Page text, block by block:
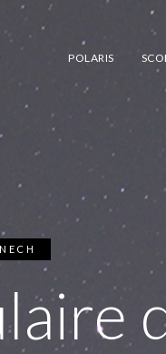
POLARIS